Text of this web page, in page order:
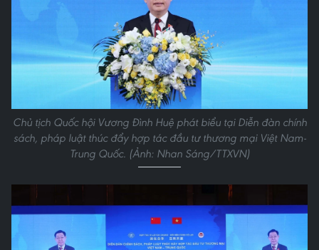
Chủ tịch Quốc hội Vương Đình Huệ phát biểu tại Diễn đàn chính
sách, pháp luật thúc đẩy hợp tác đầu tư thương mại Việt Nam-
Trung Quốc. (Ảnh: Nhan Sáng/TTXVN)